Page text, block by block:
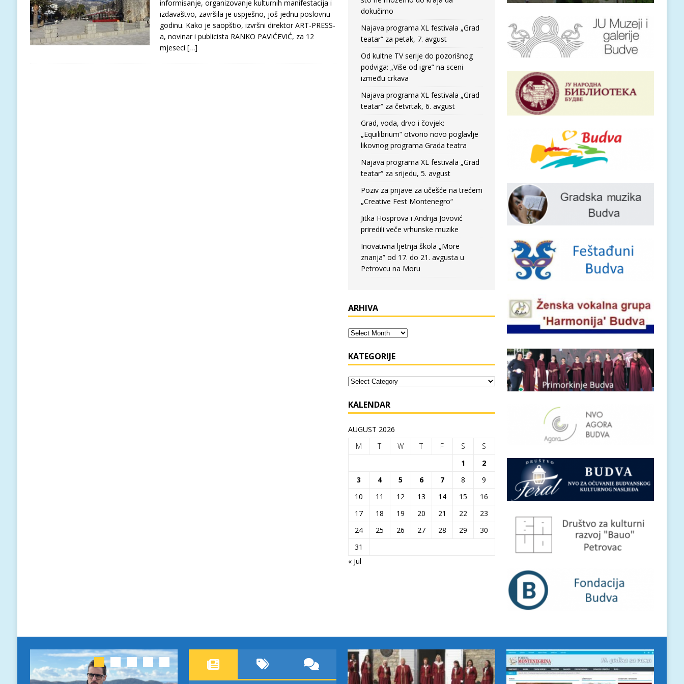
informisanje, organizovanje kulturnih manifestacija i
izdavaštvo, završila je uspješno, još jednu poslovnu
godinu. Kako je saopštio, izvršni direktor ART-PRESS-
a, novinar i publicista RANKO PAVIĆEVIĆ, za 12
mjeseci […]
dokučimo
Najava programa XL festivala „Grad
teatar“ za petak, 7. avgust
Od kultne TV serije do pozorišnog
podviga: „Više od igre” na sceni
između crkava
Najava programa XL festivala „Grad
teatar“ za četvrtak, 6. avgust
Grad, voda, drvo i čovjek:
„Equilibrium“ otvorio novo poglavlje
likovnog programa Grada teatra
Najava programa XL festivala „Grad
teatar“ za srijedu, 5. avgust
Poziv za prijave za učešće na trećem
„Creative Fest Montenegro“
Jitka Hosprova i Andrija Jovović
priredili veče vrhunske muzike
Inovativna ljetnja škola „More
znanja” od 17. do 21. avgusta u
Petrovcu na Moru
ARHIVA
KATEGORIJE
KALENDAR
AUGUST 2026
M
T W T F S
S
1
2
3
4 5 6 7 8
9
10
11 12 13 14 15
16
17
18 19 20 21 22
23
24
25 26 27 28 29
30
31
« Jul